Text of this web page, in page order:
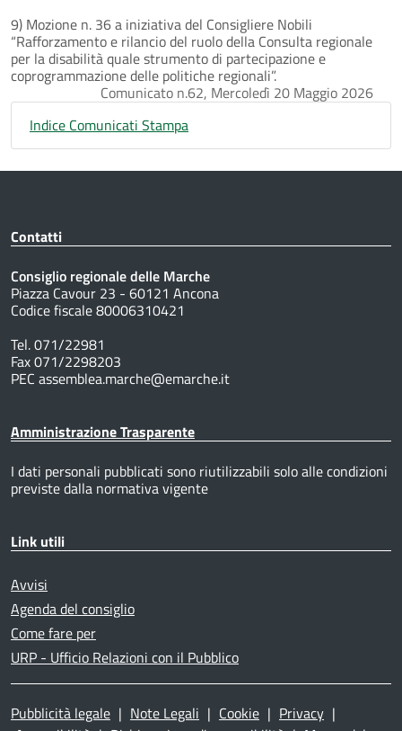
9) Mozione n. 36 a iniziativa del Consigliere Nobili
“Rafforzamento e rilancio del ruolo della Consulta regionale
per la disabilità quale strumento di partecipazione e
coprogrammazione delle politiche regionali”.
Comunicato n.62, Mercoledì 20 Maggio 2026
Indice Comunicati Stampa
Contatti
Consiglio regionale delle Marche
Piazza Cavour 23 - 60121 Ancona
Codice fiscale 80006310421
Tel. 071/22981
Fax 071/2298203
PEC assemblea.marche@emarche.it
Amministrazione Trasparente
I dati personali pubblicati sono riutilizzabili solo alle condizioni
previste dalla normativa vigente
Link utili
Avvisi
Agenda del consiglio
Come fare per
URP - Ufficio Relazioni con il Pubblico
Pubblicità legale | Note Legali | Cookie | Privacy |